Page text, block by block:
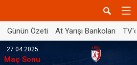
Günün Özeti At Yarışı Bankoları
27.04.2025
Maç Sonu